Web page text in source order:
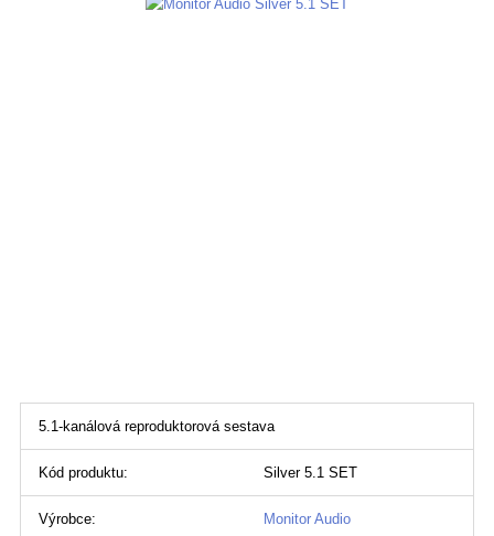
5.1-kanálová reproduktorová sestava
Kód produktu: Silver 5.1 SET
Výrobce: Monitor Audio